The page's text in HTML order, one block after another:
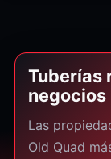
Tuberías
negocios
Las
Old Quad